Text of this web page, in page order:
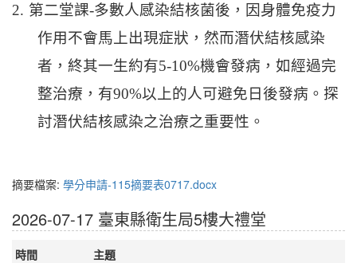
2. 第二堂課-多數人感染結核菌後，因身體免疫力
作用不會馬上出現症狀，然而潛伏結核感染
者，終其一生約有5-10%機會發病，如經過完
整治療，有90%以上的人可避免日後發病。探
討潛伏結核感染之治療之重要性。
摘要檔案: 學分申請-115摘要表0717.docx
2026-07-17 臺東縣衛生局5樓大禮堂
時間
主題